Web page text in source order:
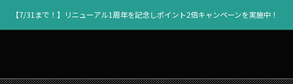
【7/31まで！】リニューアル1周年を記念しポイント2倍キャンペーンを実施中！